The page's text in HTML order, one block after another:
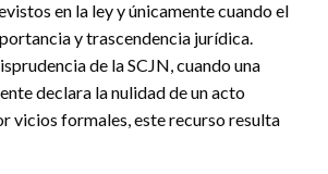
en la ley y únicamente cuando el
y trascendencia jurídica.
de la SCJN, cuando una
declara la nulidad de un acto
vicios formales, este recurso resulta